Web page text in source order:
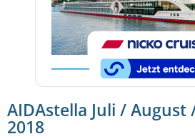
AIDAstella Juli / August
2018